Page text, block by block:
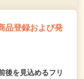
品登録および発
後を見込めるフリ